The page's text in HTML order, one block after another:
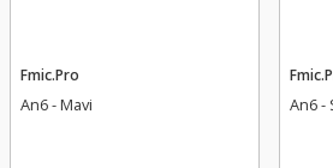
Fmic.Pro
An6 - Mavi An6 -